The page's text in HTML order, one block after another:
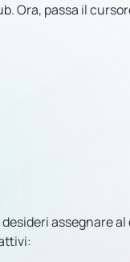
Ora, passa il
assegnare